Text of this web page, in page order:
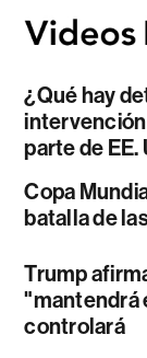
¿Qué hay
parte de EE.
Copa
batalla de
Trump
"mantendrá
controlará